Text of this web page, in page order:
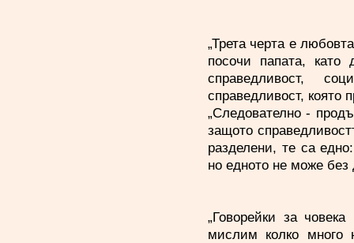
„Трета черта е
посочи папата,
справедливост,
справедливост, която
„Следователно -
защото
разделени, те са
но едното не може без
„Говорейки за
мислим колко много